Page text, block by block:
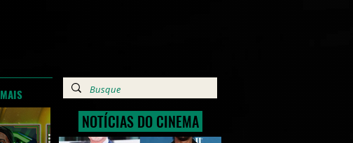
MAIS
NOTÍCIAS DO CINEMA